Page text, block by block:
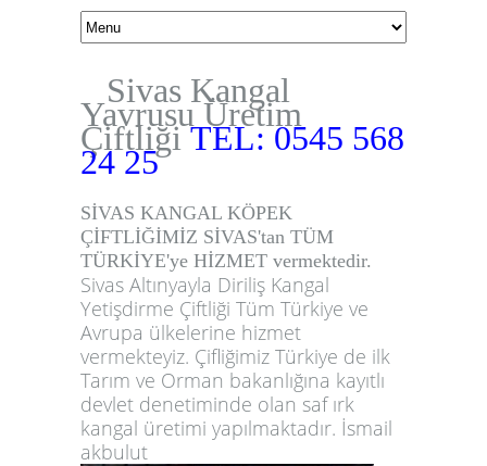
Sivas Kangal
Yavrusu Üretim
Çiftliği TEL: 0545 568
24 25
SİVAS KANGAL KÖPEK
ÇİFTLİĞİMİZ SİVAS'tan TÜM
TÜRKİYE'ye HİZMET vermektedir.
Sivas Altınyayla Diriliş Kangal
Yetişdirme Çiftliği Tüm Türkiye ve
Avrupa ülkelerine hizmet
vermekteyiz. Çifliğimiz Türkiye de ilk
Tarım ve Orman bakanlığına kayıtlı
devlet denetiminde olan saf ırk
kangal üretimi yapılmaktadır. İsmail
akbulut